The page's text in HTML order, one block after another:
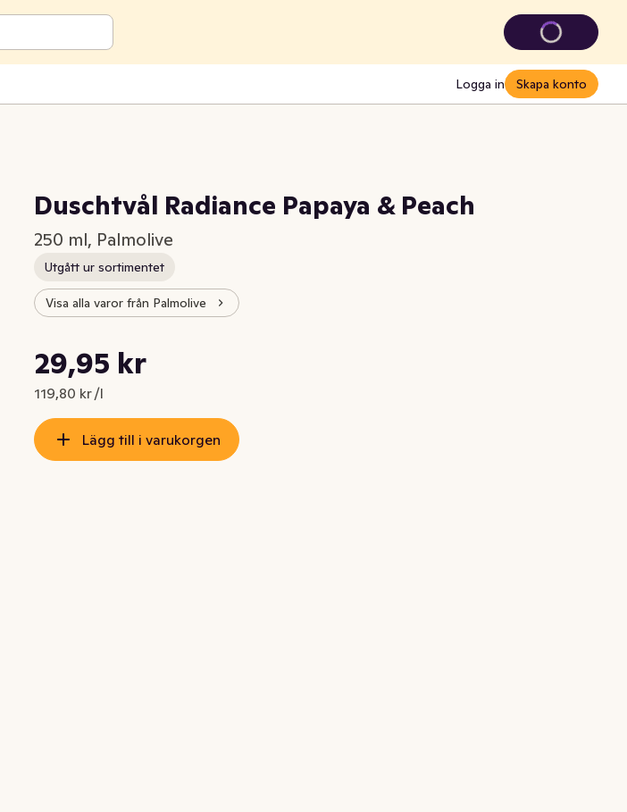
Logga in Skapa konto
Duschtvål Radiance Papaya & Peach
250 ml, Palmolive
Utgått ur sortimentet
Visa alla varor från Palmolive
Nuvarande pris är: 29,95 kr
29,95 kr
119,80 kr /l
Styckpris: 119,80 kr /l
Lägg till i varukorgen